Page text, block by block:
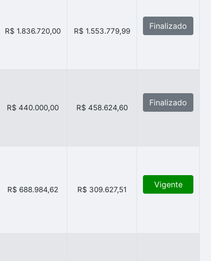
R$ 1.836.720,00 R$ 1.553.779,99
Finalizado
R$ 440.000,00 R$ 458.624,60
Finalizado
R$ 688.984,62 R$ 309.627,51
Vigente